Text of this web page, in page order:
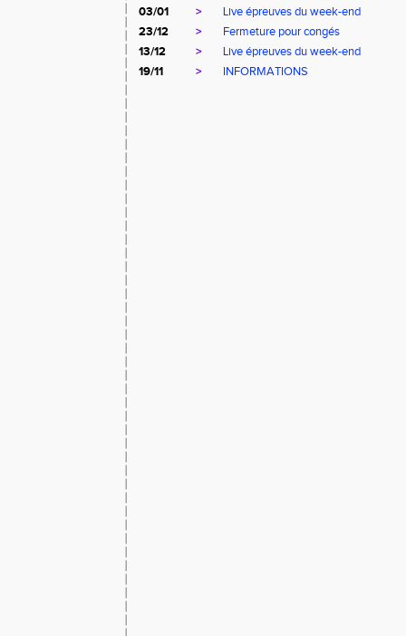
03/01
>
Live épreuves du week-end
23/12
>
Fermeture pour congés
13/12
>
Live épreuves du week-end
19/11
> INFORMATIONS